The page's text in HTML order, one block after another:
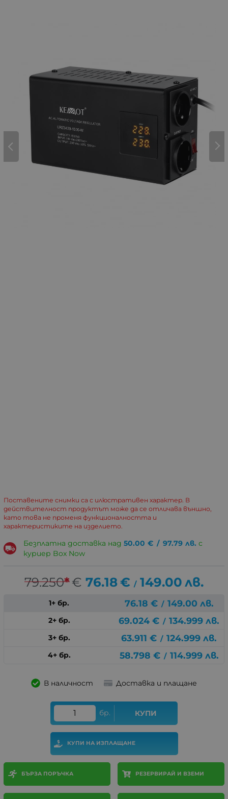
Поставените снимки са с илюстративен характер. В
действителност продуктът може да се отличава външно,
като това не променя функционалността и
характеристиките на изделието.
Безплатна доставка над 50.00 € / 97.79 лв. с
куриер Box Now
79.250*€ 76.18€ / 149.00 лв.
1+ бр. 76.18 € / 149.00 лв.
2+ бр. 69.024 € / 134.999 лв.
3+ бр. 63.911 € / 124.999 лв.
4+ бр. 58.798 € / 114.999 лв.
В наличност Доставка и плащане
бр. КУПИ
КУПИ НА ИЗПЛАЩАНЕ
БЪРЗА ПОРЪЧКА РЕЗЕРВИРАЙ И ВЗЕМИ